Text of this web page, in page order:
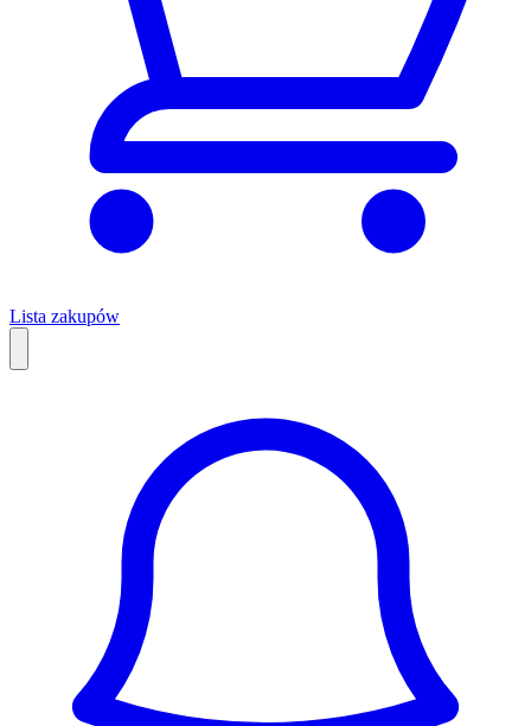
Lista zakupów